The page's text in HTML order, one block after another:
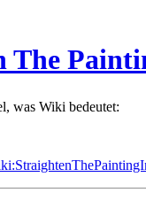
The
was Wiki bedeutet: